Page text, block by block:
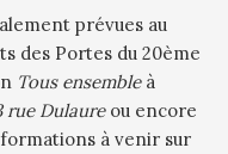
prévues au
des Portes du 20ème
Tous ensembleà
rue Dulaureou encore
à venir sur